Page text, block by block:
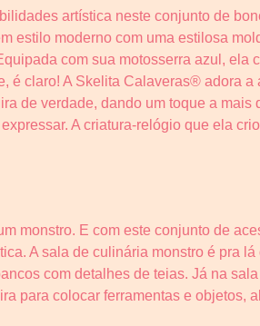
artística neste conjunto de
estilo moderno com uma estilosa
com sua motosserra azul, ela
é claro! A Skelita Calaveras® adora a
de verdade, dando um toque a mais
A criatura-relógio que ela
monstro. E com este conjunto de
A sala de culinária monstro é pra
com detalhes de teias. Já na
para colocar ferramentas e objetos,